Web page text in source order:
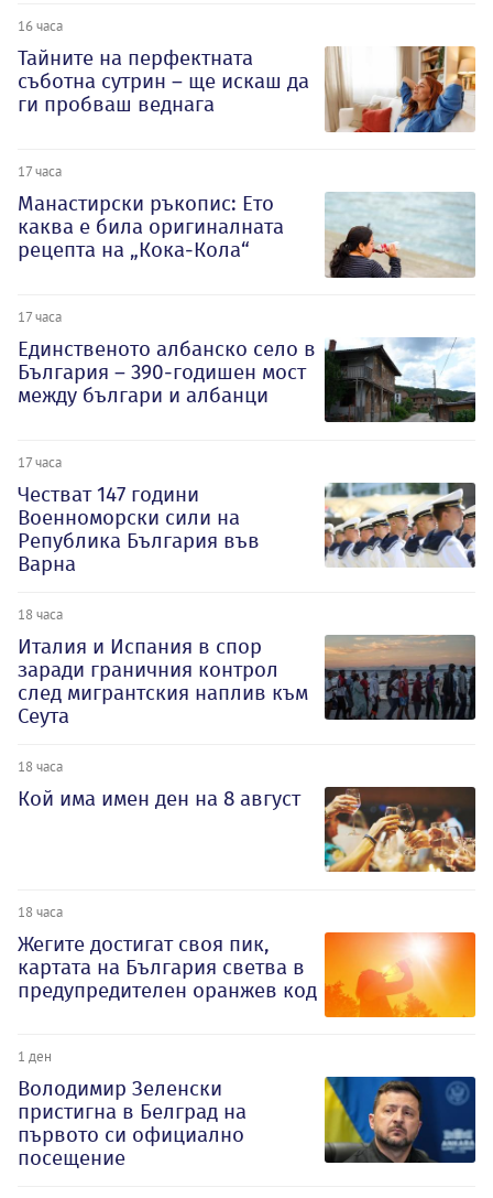
16 часа
Тайните на перфектната
съботна сутрин – ще искаш да
ги пробваш веднага
17 часа
Манастирски ръкопис: Ето
каква е била оригиналната
рецепта на „Кока-Кола“
17 часа
Единственото албанско село в
България – 390-годишен мост
между българи и албанци
17 часа
Честват 147 години
Военноморски сили на
Република България във
Варна
18 часа
Италия и Испания в спор
заради граничния контрол
след мигрантския наплив към
Сеута
18 часа
Кой има имен ден на 8 август
18 часа
Жегите достигат своя пик,
картата на България светва в
предупредителен оранжев код
1 ден
Володимир Зеленски
пристигна в Белград на
първото си официално
посещение